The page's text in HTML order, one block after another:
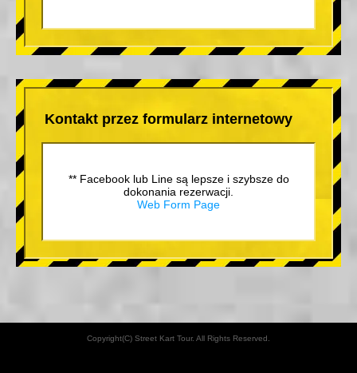
Kontakt przez formularz internetowy
** Facebook lub Line są lepsze i szybsze do
dokonania rezerwacji.
Web Form Page
Copyright(C) Street Kart Tour. All Rights Reserved.